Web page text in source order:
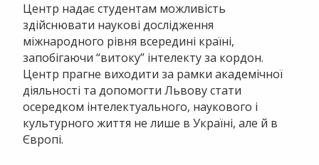
Центр надає студентам можливість
здійснювати наукові дослідження
міжнародного рівня всередині країні,
запобігаючи “витоку” інтелекту за кордон.
Центр прагне виходити за рамки академічної
діяльності та допомогти Львову стати
осередком інтелектуального, наукового і
культурного життя не лише в Україні, але й в
Європі.